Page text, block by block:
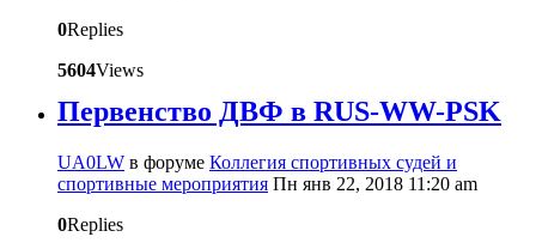
0Replies
5604Views
Первенство ДВФ в RUS-WW-PSK
UA0LW в форуме Коллегия спортивных судей и
спортивные мероприятия Пн янв 22, 2018 11:20 am
0Replies